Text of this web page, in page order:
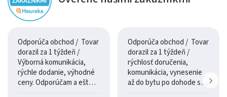
Odporúča obchod / Tovar
dorazil za 1 týždeň /
Výborná komunikácia,
rýchle dodanie, výhodné
ceny. Odporúčam a ešte
Odporúča obchod / Tovar
dorazil za 1 týždeň /
rýchlosť doručenia,
komunikácia, vynesenie
až do bytu po dohode so